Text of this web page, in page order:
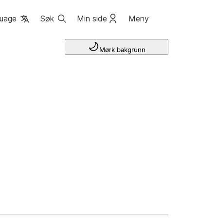
Søk Min side Meny
Mørk bakgrunn